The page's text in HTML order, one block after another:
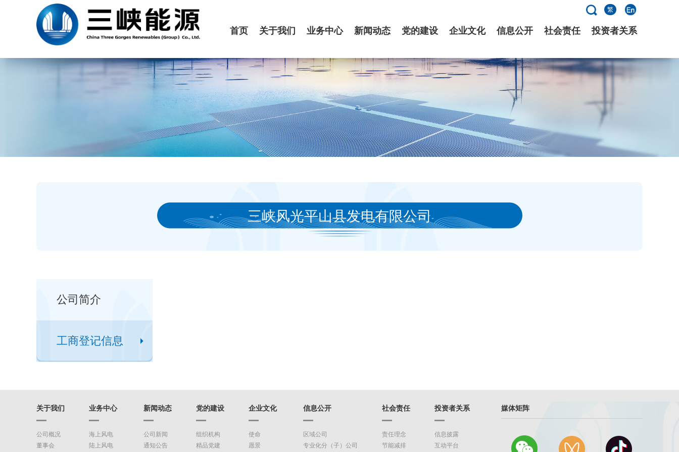
繁
首页 关于我们 业务中心 新闻动态 党的建设 企业文化 信息公开 社会责任 投资者关系
三峡风光平山县发电有限公司
公司简介
工商登记信息
关于我们
公司概况
董事会
业务中心
海上风电
陆上风电
新闻动态
公司新闻
通知公告
党的建设
组织机构
精品党建
企业文化
使命
愿景
信息公开
区域公司
专业化分（子）公司
社会责任
责任理念
节能减排
投资者关系
信息披露
互动平台
媒体矩阵